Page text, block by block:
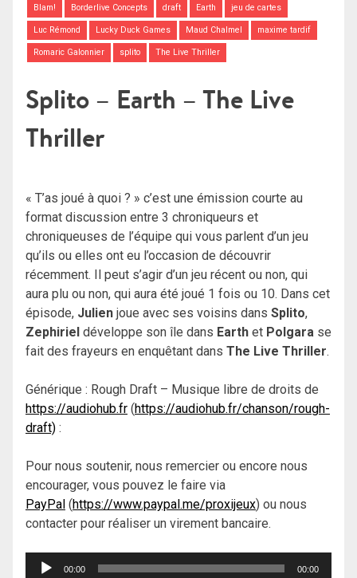
Blam! Borderlive Concepts draft Earth jeu de cartes
Luc Rémond Lucky Duck Games Maud Chalmel maxime tardif
Romaric Galonnier splito The Live Thriller
Splito – Earth – The Live
Thriller
« T’as joué à quoi ? » c’est une émission courte au
format discussion entre 3 chroniqueurs et
chroniqueuses de l’équipe qui vous parlent d’un jeu
qu’ils ou elles ont eu l’occasion de découvrir
récemment. Il peut s’agir d’un jeu récent ou non, qui
aura plu ou non, qui aura été joué 1 fois ou 10. Dans cet
épisode, Julien joue avec ses voisins dans Splito,
Zephiriel développe son île dans Earth et Polgara se
fait des frayeurs en enquêtant dans The Live Thriller.
Générique : Rough Draft – Musique libre de droits de
https://audiohub.fr (https://audiohub.fr/chanson/rough-
draft) :
Pour nous soutenir, nous remercier ou encore nous
encourager, vous pouvez le faire via
PayPal (https://www.paypal.me/proxijeux) ou nous
contacter pour réaliser un virement bancaire.
Lecteur
00:00 00:00